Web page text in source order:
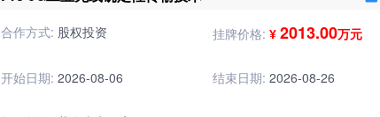
合作方式: 股权投资 挂牌价格: ¥ 2013.00万元
开始日期: 2026-08-06 结束日期: 2026-08-26